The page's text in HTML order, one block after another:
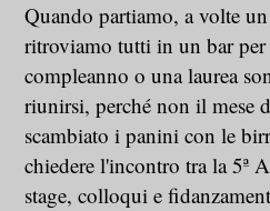
Quando partiamo, a volte
ritroviamo tutti in un bar per
compleanno o una laurea
riunirsi, perché non il mese
scambiato i panini con le
chiedere l'incontro tra la 5ª
stage, colloqui e